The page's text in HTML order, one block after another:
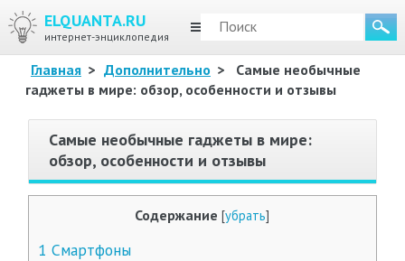
ELQUANTA.RU
интернет-энциклопедия
МЕНЮ
Главная > Дополнительно >
Самые необычные
гаджеты в мире: обзор, особенности и отзывы
Самые необычные гаджеты в мире:
обзор, особенности и отзывы
Содержание [убрать]
1 Смартфоны